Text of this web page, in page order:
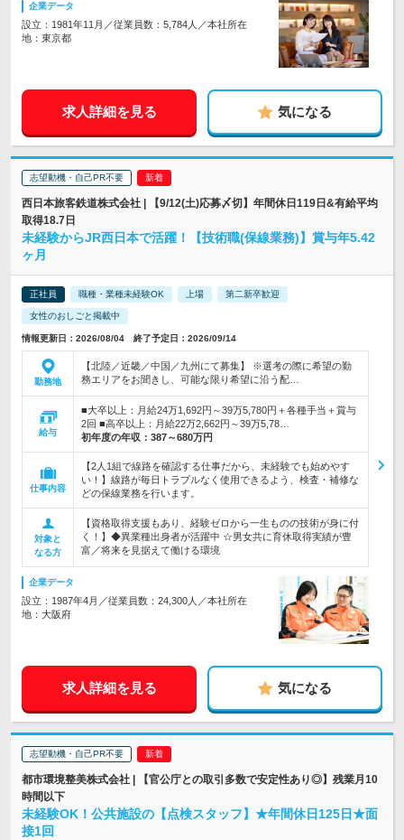
企業データ
設立：1981年11月／従業員数：5,784人／本社所在
地：東京都
求人詳細を見る 気になる
志望動機・自己PR不要
西日本旅客鉄道株式会社 | 【9/12(土)応募〆切】年間休日119日&有給平均
取得18.7日
未経験からJR西日本で活躍！【技術職(保線業務)】賞与年5.42
ヶ月
正社員 職種・業種未経験OK 上場 第二新卒歓迎
女性のおしごと掲載中
情報更新日：2026/08/04 終了予定日：2026/09/14
勤務地
【北陸／近畿／中国／九州にて募集】 ※選考の際に希望の勤
務エリアをお聞きし、可能な限り希望に沿う配…
給与
■大卒以上：月給24万1,692円～39万5,780円＋各種手当＋賞与
2回 ■高卒以上：月給22万2,662円～39万5,78…
初年度の年収： 387～680万円
仕事内容
【2人1組で線路を確認する仕事だから、未経験でも始めやす
い！】線路が毎日トラブルなく使用できるよう、検査・補修な
どの保線業務を行います。
対象と
なる方
【資格取得支援もあり、経験ゼロから一生ものの技術が身に付
く！】◆異業種出身者が活躍中 ☆男女共に育休取得実績が豊
富／将来を見据えて働ける環境
企業データ
設立：1987年4月／従業員数：24,300人／本社所在
地：大阪府
求人詳細を見る 気になる
志望動機・自己PR不要
都市環境整美株式会社 | 【官公庁との取引多数で安定性あり◎】残業月10
時間以下
未経験OK！公共施設の【点検スタッフ】★年間休日125日★面
接1回